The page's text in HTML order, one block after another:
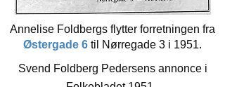
Annelise Foldbergs flytter forretningen fra
Østergade 6 til Nørregade 3 i 1951.
Svend Foldberg Pedersens annonce i